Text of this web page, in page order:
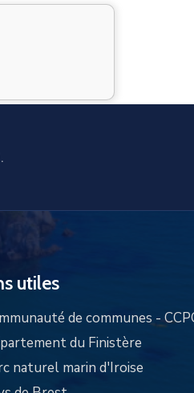
utiles
de communes -
du Finistère
naturel marin d'Iroise